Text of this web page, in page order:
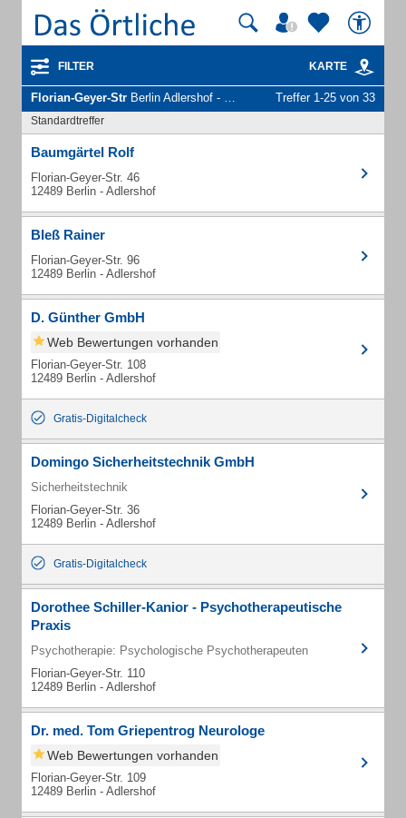
FILTER KARTE
Florian-Geyer-Str Berlin Adlershof - Unternehmen und Personen Treffer 1-25 von 33
Standardtreffer
Baumgärtel Rolf
Florian-Geyer-Str. 46
12489 Berlin - Adlershof
Bleß Rainer
Florian-Geyer-Str. 96
12489 Berlin - Adlershof
D. Günther GmbH
Web Bewertungen vorhanden
Florian-Geyer-Str. 108
12489 Berlin - Adlershof
Gratis-Digitalcheck
Domingo Sicherheitstechnik GmbH
Sicherheitstechnik
Florian-Geyer-Str. 36
12489 Berlin - Adlershof
Gratis-Digitalcheck
Dorothee Schiller-Kanior - Psychotherapeutische
Praxis
Psychotherapie: Psychologische Psychotherapeuten
Florian-Geyer-Str. 110
12489 Berlin - Adlershof
Dr. med. Tom Griepentrog Neurologe
Web Bewertungen vorhanden
Florian-Geyer-Str. 109
12489 Berlin - Adlershof